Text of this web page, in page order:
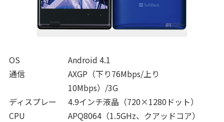
OS
Android 4.1
通信
AXGP（下り76Mbps/上り
10Mbps）/3G
ディスプレー
4.9インチ液晶（720×1280ドット）
CPU
APQ8064（1.5GHz、クアッドコア）